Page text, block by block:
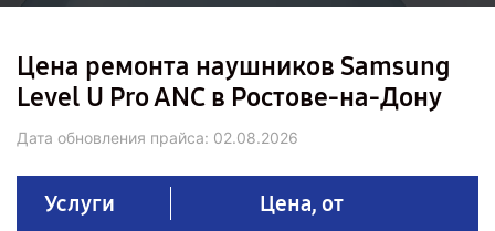
Цена ремонта наушников Samsung
Level U Pro ANC в Ростове-на-Дону
Дата обновления прайса: 02.08.2026
Услуги Цена, от